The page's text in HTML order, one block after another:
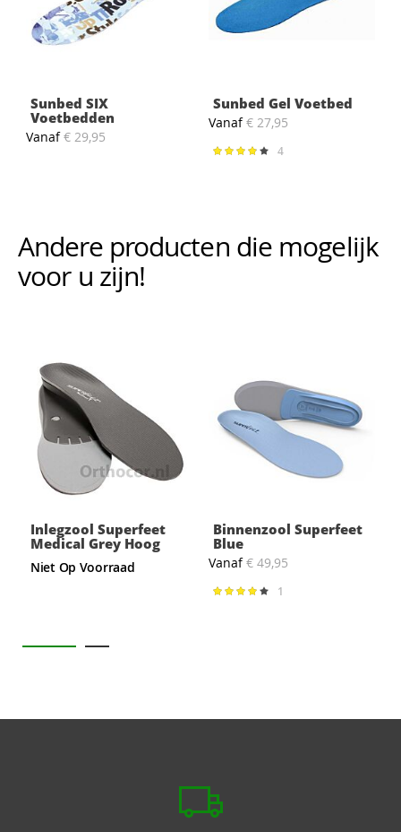
Sunbed SIX
Voetbedden
Vanaf € 29,95
Sunbed Gel Voetbed
Vanaf € 27,95
Waardering:
4
Andere producten die mogelijk
voor u zijn!
Inlegzool Superfeet
Medical Grey Hoog
Niet Op Voorraad
Binnenzool Superfeet
Blue
Vanaf € 49,95
Waardering:1